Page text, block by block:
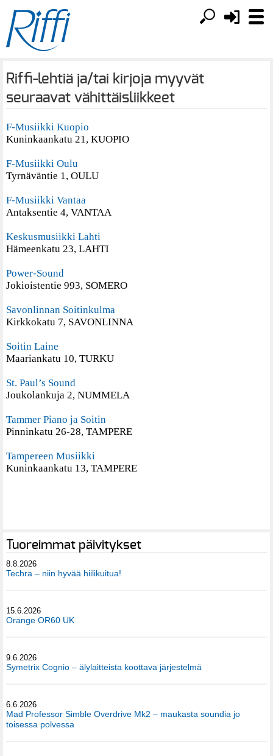
Riffi-lehtiä ja/tai kirjoja myyvät
seuraavat vähittäisliikkeet
F-Musiikki Kuopio
Kuninkaankatu 21, KUOPIO
F-Musiikki Oulu
Tyrnäväntie 1, OULU
F-Musiikki Vantaa
Antaksentie 4, VANTAA
Keskusmusiikki Lahti
Hämeenkatu 23, LAHTI
Power-Sound
Jokioistentie 993, SOMERO
Savonlinnan Soitinkulma
Kirkkokatu 7, SAVONLINNA
Soitin Laine
Maariankatu 10, TURKU
St. Paul’s Sound
Joukolankuja 2, NUMMELA
Tammer Piano ja Soitin
Pinninkatu 26-28, TAMPERE
Tampereen Musiikki
Kuninkaankatu 13, TAMPERE
Tuoreimmat päivitykset
8.8.2026
Techra – niin hyvää hiilikuitua!
15.6.2026
Orange OR60 UK
9.6.2026
Symetrix Cognio – älylaitteista koottava järjestelmä
6.6.2026
Mad Professor Simble Overdrive Mk2 – maukasta soundia jo
toisessa polvessa